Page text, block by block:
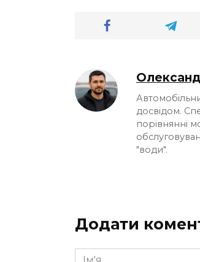
досвідом.
порівнянні
"води".
Додати
Ім'я